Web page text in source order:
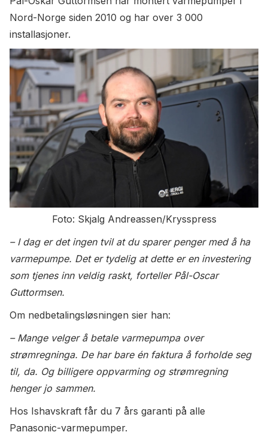
Nord-Norge siden 2010 og har over 3 000
installasjoner.
Foto: Skjalg Andreassen/Krysspress
– I dag er det ingen tvil at du sparer penger med å ha
varmepumpe. Det er tydelig at dette er en investering
som tjenes inn veldig raskt, forteller Pål-Oscar
Guttormsen.
Om nedbetalingsløsningen sier han:
– Mange velger å betale varmepumpa over
strømregninga. De har bare én faktura å forholde seg
til, da. Og billigere oppvarming og strømregning
henger jo sammen.
Hos Ishavskraft får du 7 års garanti på alle
Panasonic-varmepumper.